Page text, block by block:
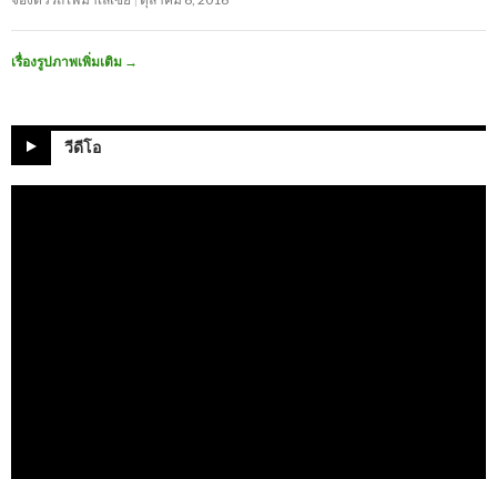
เรื่องรูปภาพเพิ่มเติม →
วีดีโอ